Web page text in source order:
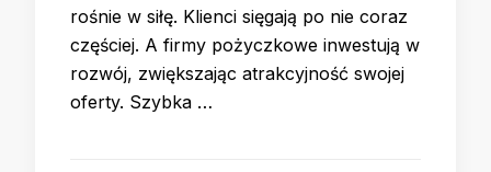
rośnie w siłę. Klienci sięgają po nie coraz
częściej. A firmy pożyczkowe inwestują w
rozwój, zwiększając atrakcyjność swojej
oferty. Szybka …